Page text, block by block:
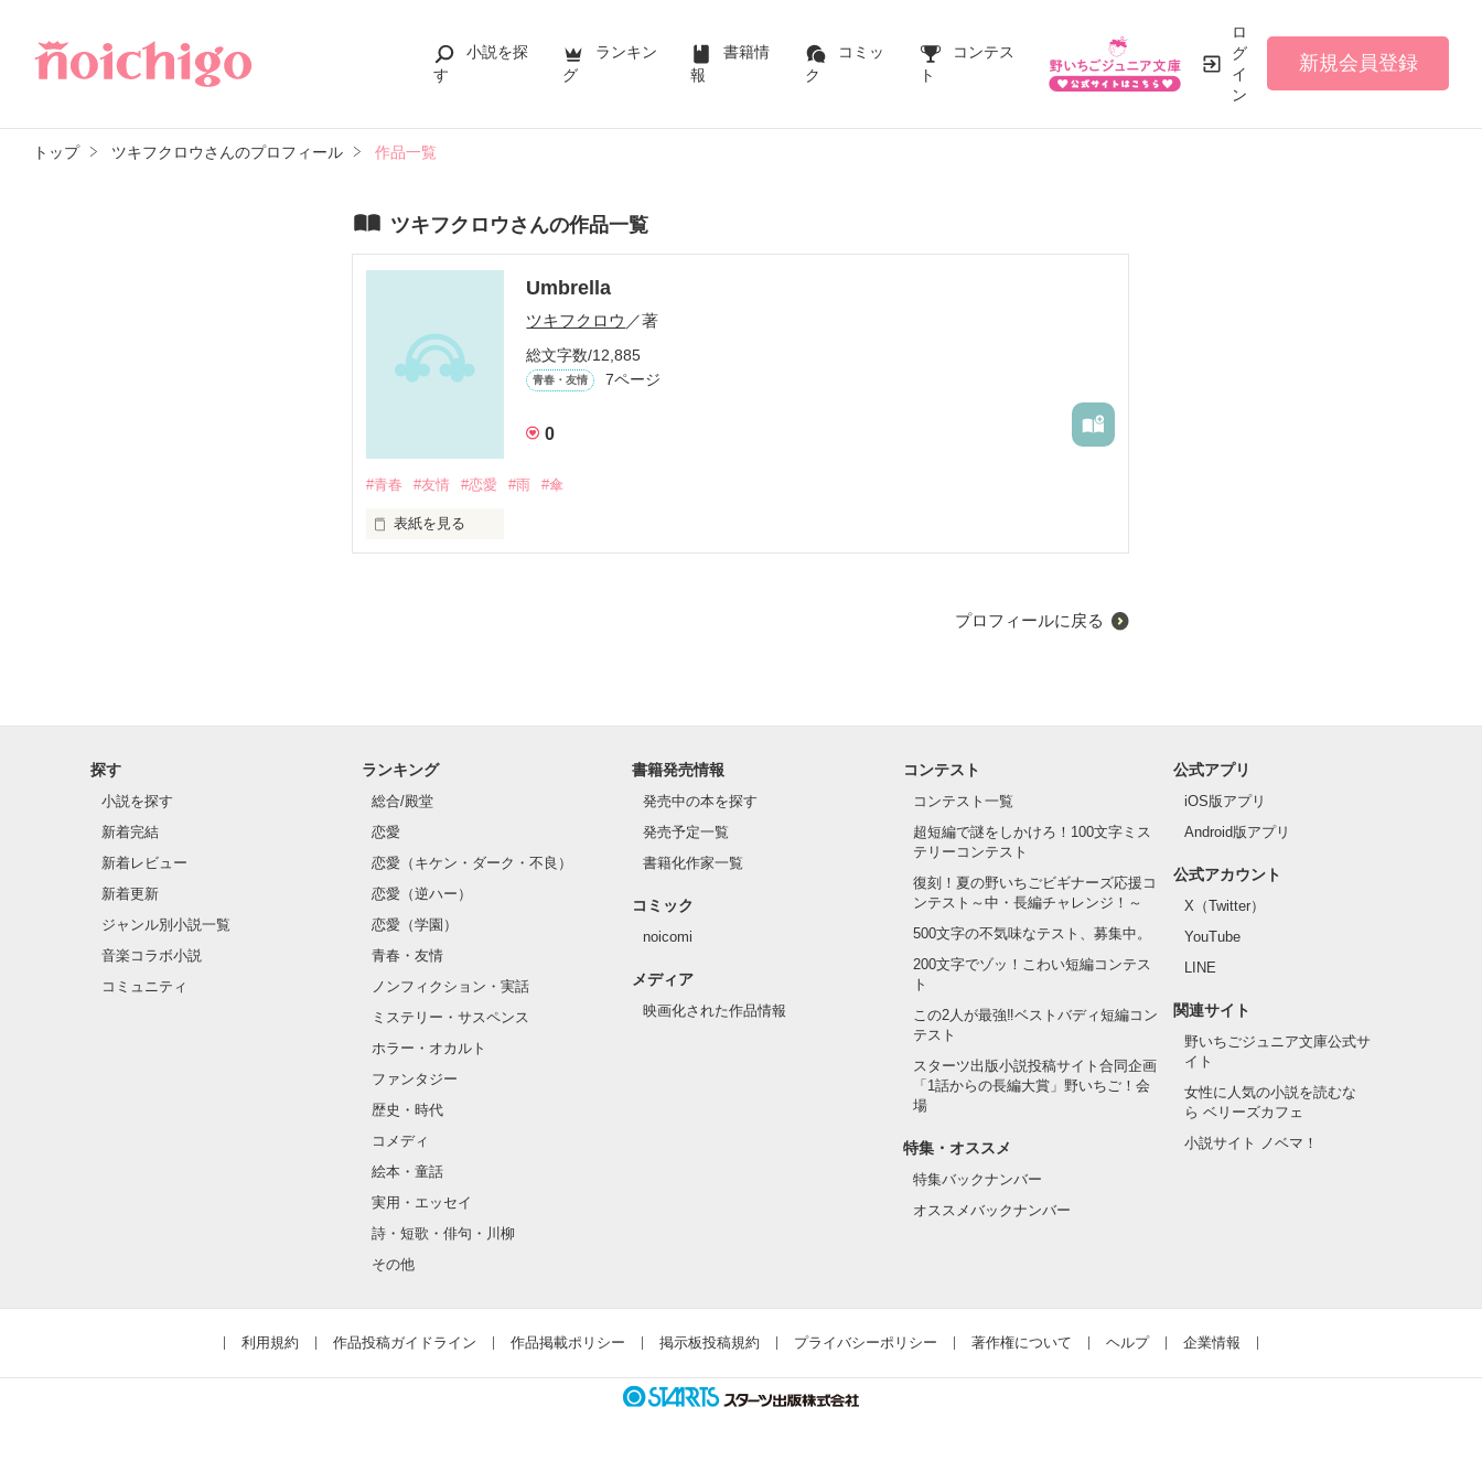
小説を探
す
ランキン
グ
書籍情
報
コミッ
ク
コンテス
ト
ロ
グ
イ
ン
新規会員登録
トップ ツキフクロウさんのプロフィール 作品一覧
ツキフクロウさんの作品一覧
Umbrella
ツキフクロウ ／著
総文字数/12,885
青春・友情 7ページ
0
#青春 #友情 #恋愛 #雨 #傘
表紙を見る
みんなからバカにされ、虫けらのような目で見られつらいいじめを受けていても彼女はいつも笑ってい
そしてそこから僕と彼女の物語が始まったのです。
「出会い」と「別れ」と「再会」があって、
「もし」と「またね」と「さようなら」を音符にした、
「今」と「過去」と「未来」の物語。
間違いや勘違いを繰り返し、
正しいものと正しくないものの区別もつかぬまま、
僕らの日々はゆっくりと、でも確実に過ぎていった。
そんな物語。
プロフィールに戻る
探す
小説を探す
新着完結
新着レビュー
新着更新
ジャンル別小説一覧
音楽コラボ小説
コミュニティ
ランキング
総合/殿堂
恋愛
恋愛（キケン・ダーク・不良）
恋愛（逆ハー）
恋愛（学園）
青春・友情
ノンフィクション・実話
ミステリー・サスペンス
ホラー・オカルト
ファンタジー
歴史・時代
コメディ
絵本・童話
実用・エッセイ
詩・短歌・俳句・川柳
その他
書籍発売情報
発売中の本を探す
発売予定一覧
書籍化作家一覧
コミック
noicomi
メディア
映画化された作品情報
コンテスト
コンテスト一覧
超短編で謎をしかけろ！100文字ミス
テリーコンテスト
復刻！夏の野いちごビギナーズ応援コ
ンテスト～中・長編チャレンジ！～
500文字の不気味なテスト、募集中。
200文字でゾッ！こわい短編コンテス
ト
この2人が最強‼ベストバディ短編コン
テスト
スターツ出版小説投稿サイト合同企画
「1話からの長編大賞」野いちご！会
場
特集・オススメ
特集バックナンバー
オススメバックナンバー
公式アプリ
iOS版アプリ
Android版アプリ
公式アカウント
X（Twitter）
YouTube
LINE
関連サイト
野いちごジュニア文庫公式サ
イト
女性に人気の小説を読むな
ら ベリーズカフェ
小説サイト ノベマ！
利用規約 作品投稿ガイドライン 作品掲載ポリシー 掲示板投稿規約 プライバシーポリシー 著作権について ヘルプ 企業情報